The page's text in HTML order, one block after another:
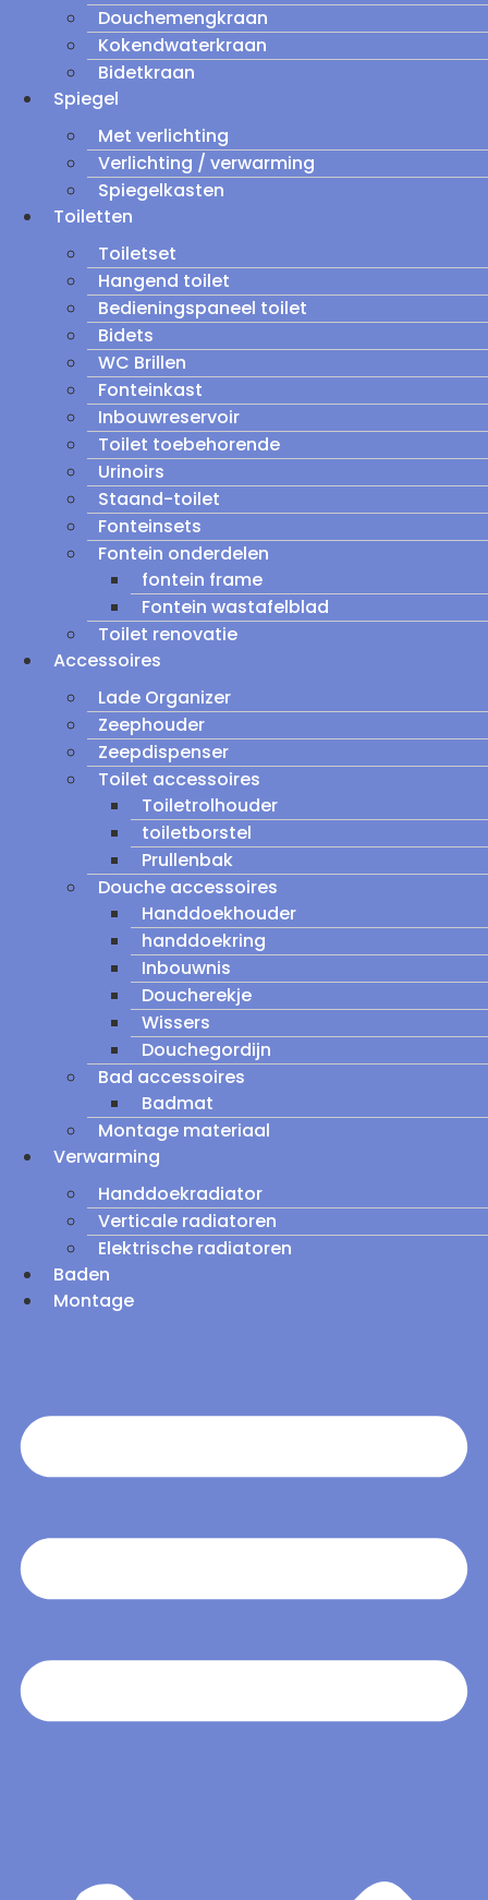
Douchemengkraan
Kokendwaterkraan
Bidetkraan
Spiegel
Met verlichting
Verlichting / verwarming
Spiegelkasten
Toiletten
Toiletset
Hangend toilet
Bedieningspaneel toilet
Bidets
WC Brillen
Fonteinkast
Inbouwreservoir
Toilet toebehorende
Urinoirs
Staand-toilet
Fonteinsets
Fontein onderdelen
fontein frame
Fontein wastafelblad
Toilet renovatie
Accessoires
Lade Organizer
Zeephouder
Zeepdispenser
Toilet accessoires
Toiletrolhouder
toiletborstel
Prullenbak
Douche accessoires
Handdoekhouder
handdoekring
Inbouwnis
Doucherekje
Wissers
Douchegordijn
Bad accessoires
Badmat
Montage materiaal
Verwarming
Handdoekradiator
Verticale radiatoren
Elektrische radiatoren
Baden
Montage